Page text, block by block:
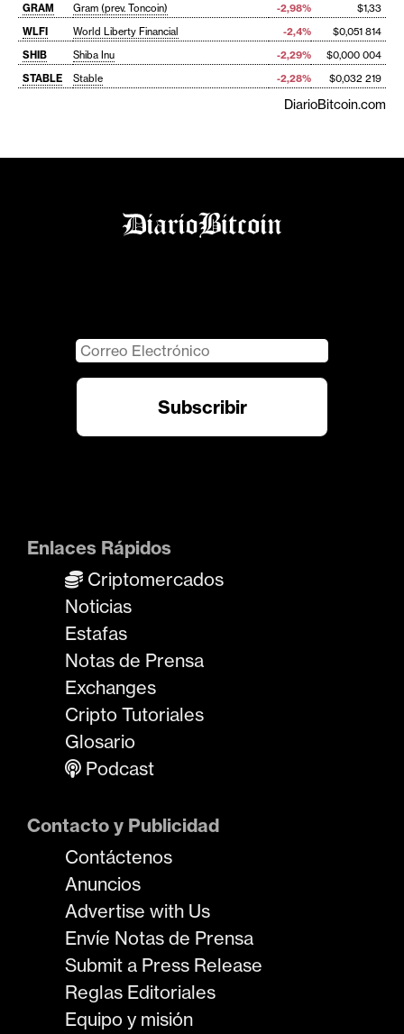
GRAM
Gram (prev. Toncoin) -2,98%
$1,33
WLFI
World Liberty Financial -2,4%
$0,051 814
SHIB
Shiba Inu -2,29%
$0,000 004
STABLE
Stable -2,28% $0,032 219
DiarioBitcoin.com
Enlaces Rápidos
Criptomercados
Noticias
Estafas
Notas de Prensa
Exchanges
Cripto Tutoriales
Glosario
Podcast
Contacto y Publicidad
Contáctenos
Anuncios
Advertise with Us
Envíe Notas de Prensa
Submit a Press Release
Reglas Editoriales
Equipo y misión